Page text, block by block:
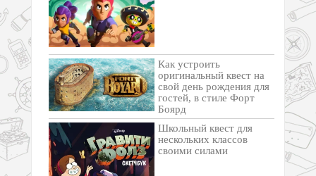
Как устроить
оригинальный квест на
свой день рождения для
гостей, в стиле Форт
Боярд
Школьный квест для
нескольких классов
своими силами